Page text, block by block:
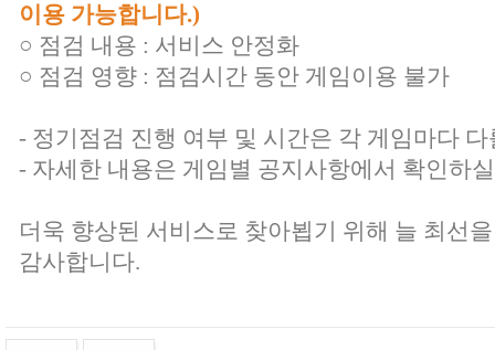
이용 가능합니다.)
○ 점검 내용 : 서비스 안정화
○ 점검 영향 : 점검시간 동안 게임이용 불가
- 정기점검 진행 여부 및 시간은 각 게임마다
- 자세한 내용은 게임별 공지사항에서 확인하
더욱 향상된 서비스로 찾아뵙기 위해 늘 최선
감사합니다.